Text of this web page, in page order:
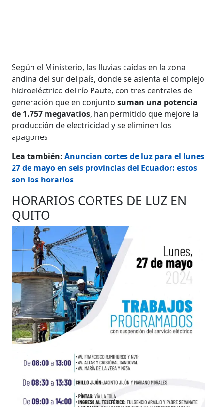
Según el Ministerio, las lluvias caídas en la zona
andina del sur del país, donde se asienta el complejo
hidroeléctrico del río Paute, con tres centrales de
generación que en conjuntosuman una potencia
de 1.757 megavatios, han permitido que mejore la
producción de electricidad y se eliminen los
apagones
Lea también:Anuncian cortes de luz para el lunes
27 de mayo en seis provincias del Ecuador: estos
son los horarios
HORARIOS CORTES DE LUZ EN
QUITO